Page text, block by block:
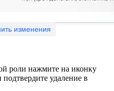
изменения
роли нажмите на иконку
удаление в